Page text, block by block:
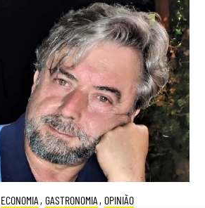
ECONOMIA , GASTRONOMIA , OPINIÃO